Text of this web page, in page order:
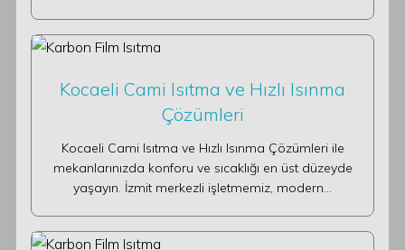
Kocaeli Cami Isıtma ve Hızlı Isınma
Çözümleri
Kocaeli Cami Isıtma ve Hızlı Isınma Çözümleri ile
mekanlarınızda konforu ve sıcaklığı en üst düzeyde
yaşayın. İzmit merkezli işletmemiz, modern…